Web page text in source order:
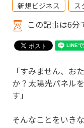
新規ビジネス ス
この記事は6分
「すみません、お
か？太陽光パネル
す」
そんなことをいき